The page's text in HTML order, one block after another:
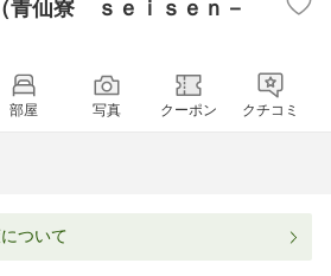
青仙寮 ｓｅｉｓｅｎ－
部屋 写真 クーポン クチコミ
ついて